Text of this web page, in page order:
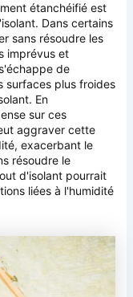
étanchéifié est
Dans certains
sans résoudre les
imprévus et
de
surfaces plus froides
En
sur ces
aggraver cette
exacerbant le
résoudre le
d'isolant pourrait
liées à l'humidité